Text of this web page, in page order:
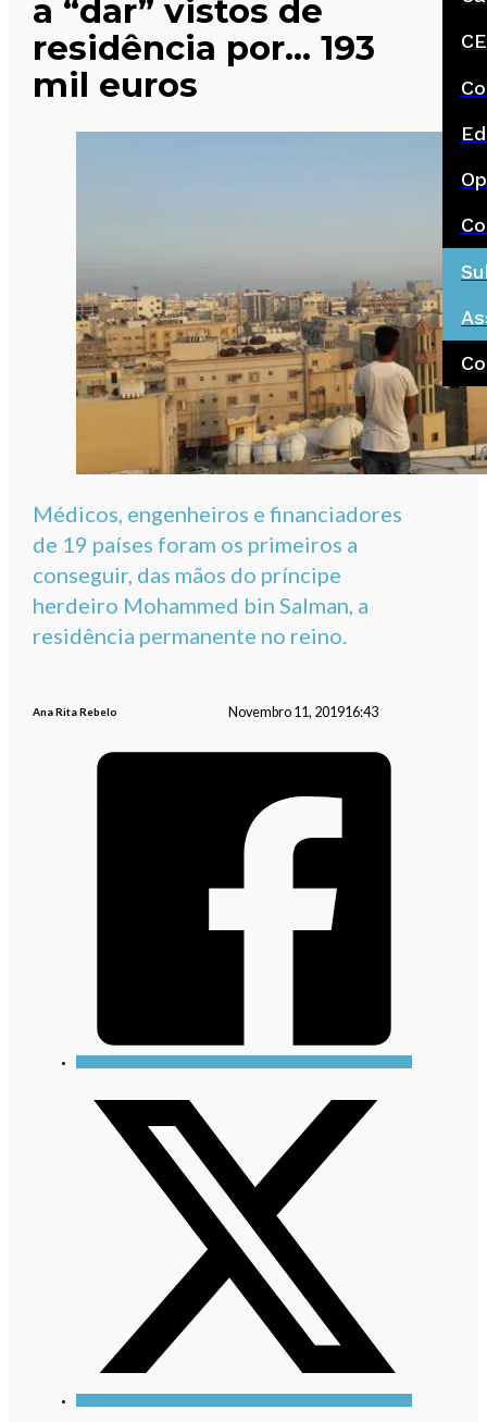
a “dar” vistos de
residência por… 193
mil euros
Médicos, engenheiros e financiadores
de 19 países foram os primeiros a
conseguir, das mãos do príncipe
herdeiro Mohammed bin Salman, a
residência permanente no reino.
Ana Rita Rebelo Novembro 11, 201916:43